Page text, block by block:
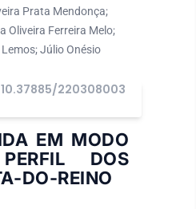
Prata Mendonça;
Oliveira Ferreira Melo;
Júlio Onésio
10.37885/220308003
EM MODO
DOS
DO-REINO